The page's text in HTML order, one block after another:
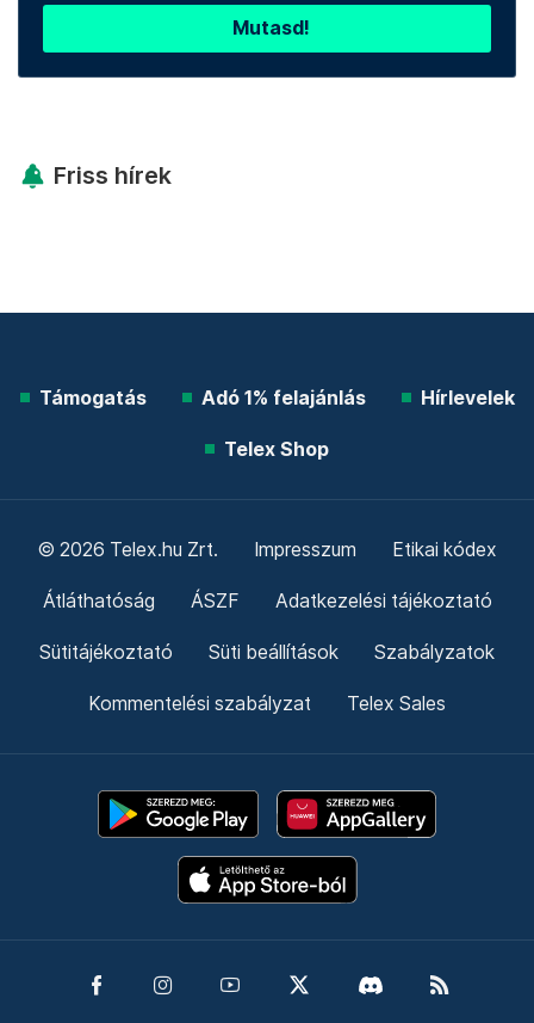
Mutasd!
Friss hírek
Támogatás Adó 1% felajánlás Hírlevelek
Telex Shop
© 2026 Telex.hu Zrt. Impresszum Etikai kódex
Átláthatóság ÁSZF Adatkezelési tájékoztató
Sütitájékoztató Süti beállítások Szabályzatok
Kommentelési szabályzat Telex Sales